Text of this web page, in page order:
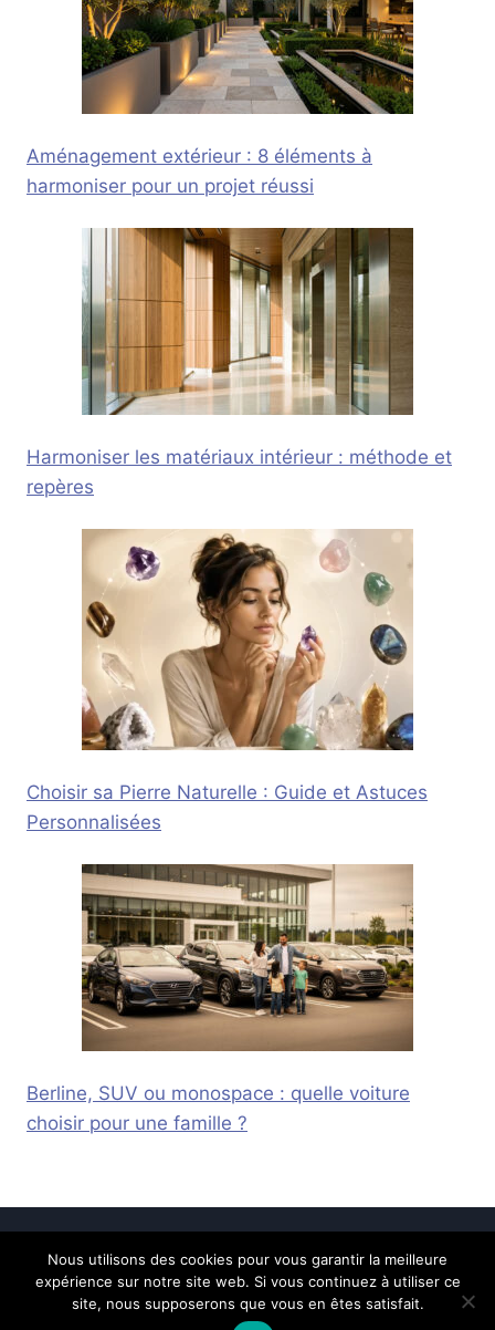
Aménagement extérieur : 8 éléments à
harmoniser pour un projet réussi
Harmoniser les matériaux intérieur : méthode et
repères
Choisir sa Pierre Naturelle : Guide et Astuces
Personnalisées
Berline, SUV ou monospace : quelle voiture
choisir pour une famille ?
© 2026 Calais Online - Mentions légales-
Contactez-nous
Nous utilisons des cookies pour vous garantir la meilleure
expérience sur notre site web. Si vous continuez à utiliser ce
site, nous supposerons que vous en êtes satisfait.